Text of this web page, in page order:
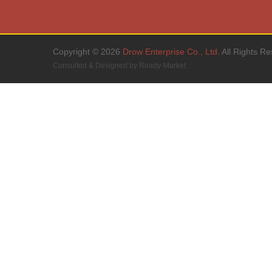
Copyright © 2026 Drow Enterprise Co., Ltd. All Rights
Consulted & Designed by Ready-Market.